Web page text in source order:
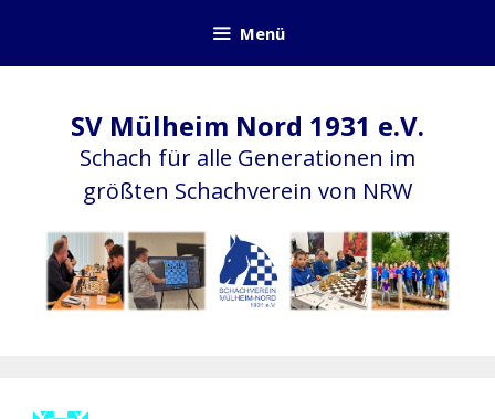
springen
Menü
SV Mülheim Nord 1931 e.V.
Schach für alle Generationen im
größten Schachverein von NRW